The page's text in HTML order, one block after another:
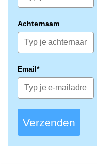
Achternaam
Email*
Verzenden